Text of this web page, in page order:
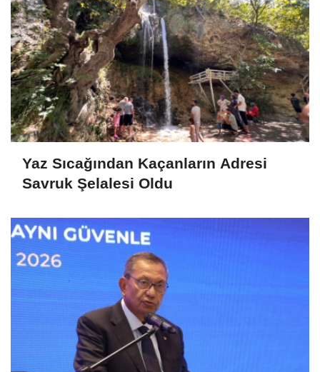
Yaz Sıcağından Kaçanların Adresi
Savruk Şelalesi Oldu